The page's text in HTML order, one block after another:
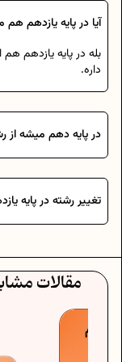
آیا در پایه یازدهم
بله در پایه یازدهم
داره.
در پایه دهم میشه از
تغییر رشته در پایه
مقالات